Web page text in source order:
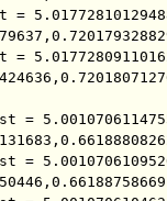
=
=
=
=